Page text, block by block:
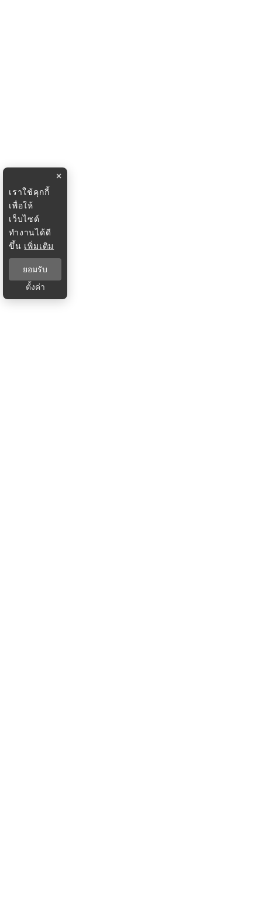
×
เราใช้คุกกี้
เพื่อให้
เว็บไซต์
ทำงานได้ดี
ขึ้น เพิ่มเติม
ยอมรับ
ตั้งค่า